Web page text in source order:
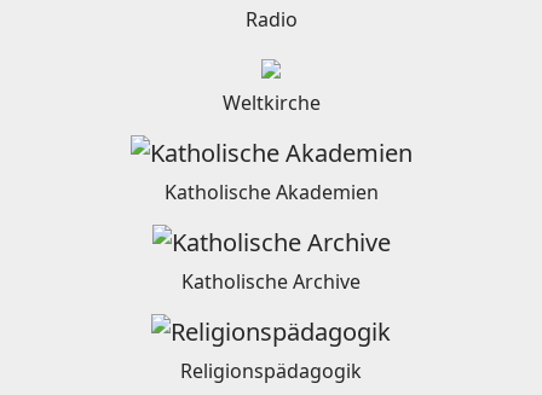
Radio
Weltkirche
Katholische Akademien
Katholische Archive
Religionspädagogik